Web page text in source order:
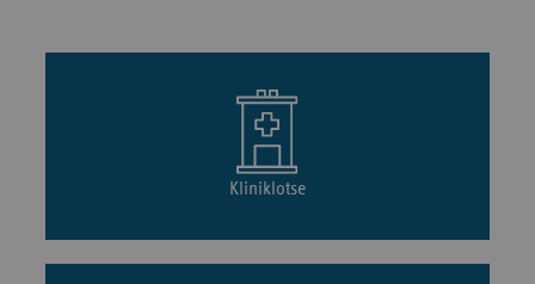
Kliniklotse